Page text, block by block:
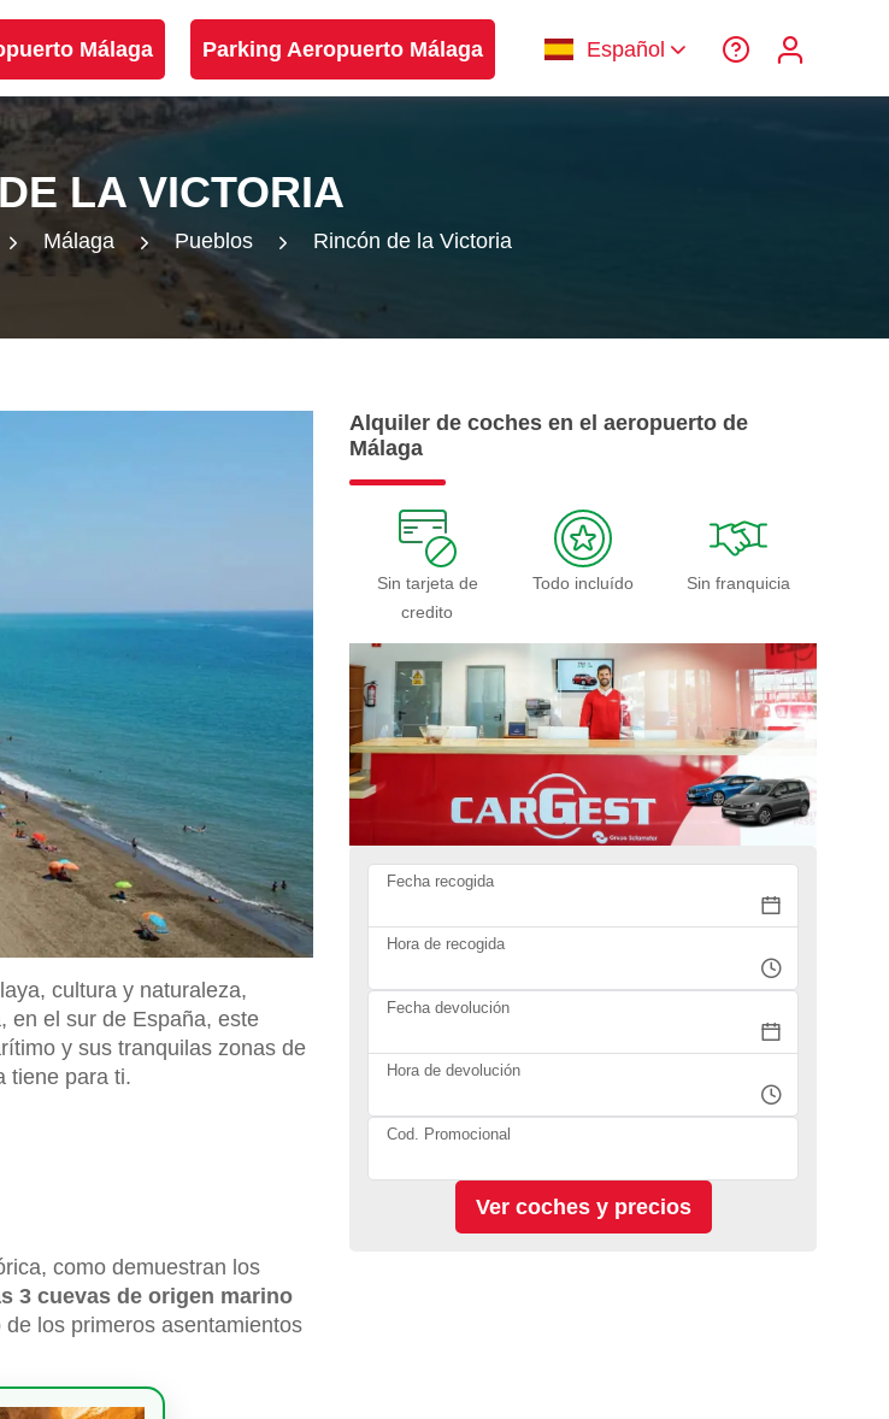
Málaga Parking Aeropuerto Málaga Español
LA VICTORIA
Málaga Pueblos Rincón de la Victoria
cultura y naturaleza,
en el sur de España, este
y sus tranquilas zonas de
tiene para ti.
como demuestran los
3 cuevas de origen marino
los primeros asentamientos
Alquiler de coches en el aeropuerto de
Málaga
Sin tarjeta de
credito
Todo incluído Sin franquicia
Fecha recogida
Hora de recogida
Fecha devolución
Hora de devolución
Cod. Promocional